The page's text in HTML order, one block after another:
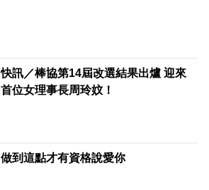
快訊／棒協第14屆改選結果出爐 迎來
首位女理事長周玲妏！
做到這點才有資格說愛你